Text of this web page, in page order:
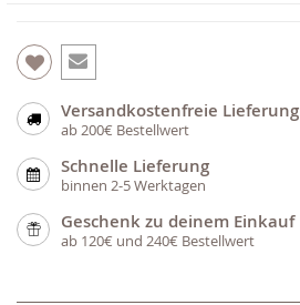
Versandkostenfreie Lieferung
ab 200€ Bestellwert
Schnelle Lieferung
binnen 2-5 Werktagen
Geschenk zu deinem Einkauf
ab 120€ und 240€ Bestellwert